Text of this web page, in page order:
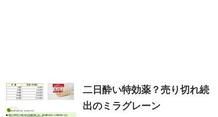
二日酔い特効薬？売り切れ続
出のミラグレーン